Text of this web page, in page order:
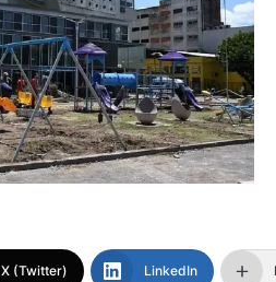
X (Twitter) LinkedIn